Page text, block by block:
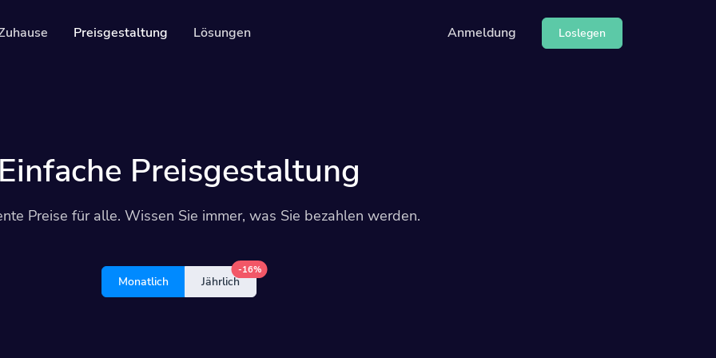
Preisgestaltung Lösungen
Sie Ihre Social-Media-Follower
Anmeldung Loslegen
Einfache Preisgestaltung
Preise für alle. Wissen Sie immer, was Sie bezahlen werden.
Monatlich Jährlich
-16%